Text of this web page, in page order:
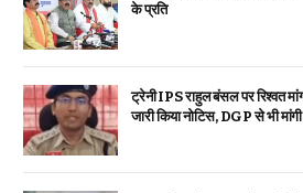
के प्रति
ट्रेनी IPS राहुल बंसल पर रिश्वत
जारी किया नोटिस, DGP से भी मांगी